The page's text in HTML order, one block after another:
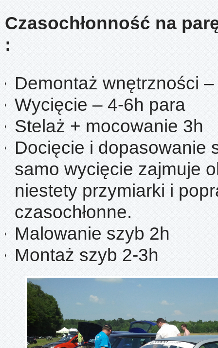
Czasochłonność na
:
Demontaż wnętrzności
Wycięcie – 4-6h para
Stelaż + mocowanie 3h
Docięcie i dopasowanie
samo wycięcie zajmuje
niestety przymiarki i
czasochłonne.
Malowanie szyb 2h
Montaż szyb 2-3h